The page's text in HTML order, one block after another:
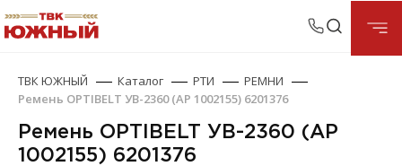
ТВК ЮЖНЫЙ Каталог РТИ
РЕМНИ
Ремень OPTIBELT УВ-2360 (АР 1002155) 6201376
Ремень OPTIBELT УВ-2360 (АР
1002155) 6201376